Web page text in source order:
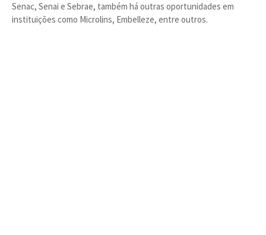
Senac, Senai e Sebrae, também há outras oportunidades em
instituições como Microlins, Embelleze, entre outros.